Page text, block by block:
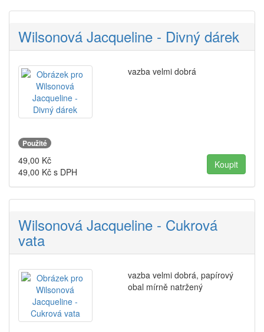
Wilsonová Jacqueline - Divný dárek
vazba velmi dobrá
Použité
49,00 Kč
49,00 Kč s DPH
Wilsonová Jacqueline - Cukrová
vata
vazba velmi dobrá, papírový
obal mírně natržený